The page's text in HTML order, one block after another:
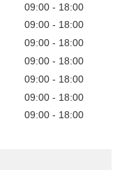
09:00
18:00
09:00
18:00
09:00
18:00
09:00
18:00
09:00
18:00
09:00
18:00
09:00 18:00